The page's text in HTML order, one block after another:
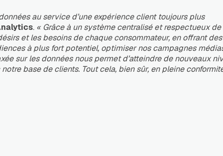
au service d’une expérience client toujours plus
. « Grâce à un système centralisé et respectueux
et les besoins de chaque consommateur, en offrant des
à plus fort potentiel, optimiser nos campagnes
sur les données nous permet d’atteindre de nouveaux
base de clients. Tout cela, bien sûr, en pleine